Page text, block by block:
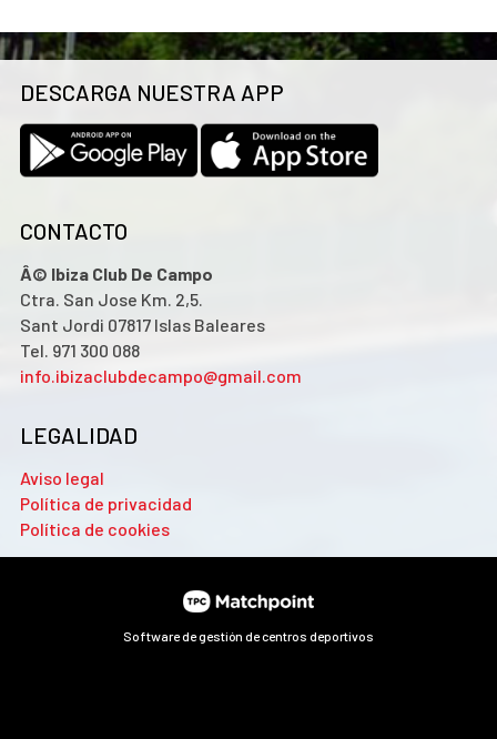
DESCARGA NUESTRA APP
CONTACTO
Â© Ibiza Club De Campo
Ctra. San Jose Km. 2,5.
Sant Jordi 07817 Islas Baleares
Tel. 971 300 088
info.ibizaclubdecampo@gmail.com
LEGALIDAD
Aviso legal
Política de privacidad
Política de cookies
Software de gestión de centros deportivos